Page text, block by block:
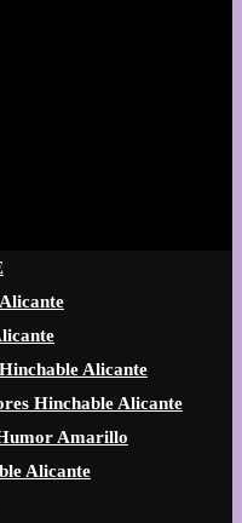
Alicante
Hinchable Alicante
Amarillo
Alicante